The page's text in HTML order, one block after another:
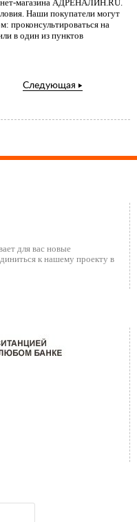
магазина АДРЕНАЛИН.RU.
Наши покупатели могут
проконсультироваться на
в один из пунктов
Следующая
для вас новые
к нашему проекту в